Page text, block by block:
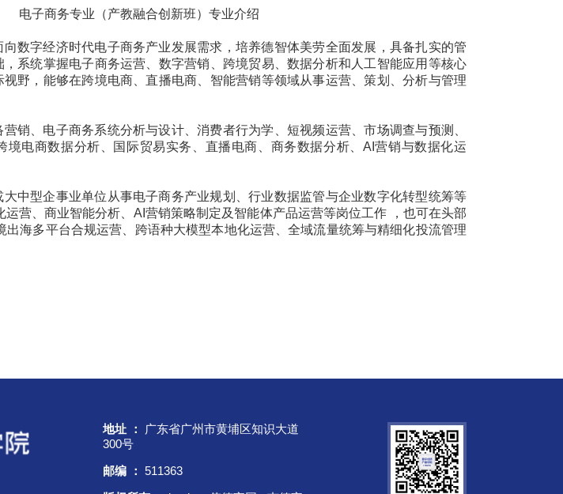
电子商务专业（产教融合创新班）专业介绍
数字经济时代电子商务产业发展需求，培养德智体美劳全面发展，具备扎实的管
系统掌握电子商务运营、数字营销、跨境贸易、数据分析和人工智能应用等核心
野，能够在跨境电商、直播电商、智能营销等领域从事运营、策划、分析与管理
销、电子商务系统分析与设计、消费者行为学、短视频运营、市场调查与预测、
境电商数据分析、国际贸易实务、直播电商、商务数据分析、AI营销与数据化运
中型企事业单位从事电子商务产业规划、行业数据监管与企业数字化转型统筹等
营、商业智能分析、AI营销策略制定及智能体产品运营等岗位工作 ，也可在头部
海多平台合规运营、跨语种大模型本地化运营、全域流量统筹与精细化投流管理
地址 ：
广东省广州市黄埔区知识大道
300号
邮编 ： 511363